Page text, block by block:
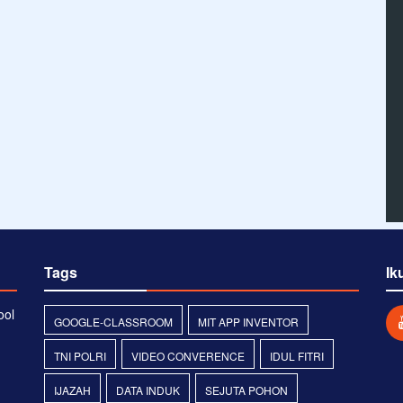
Tags
GOOGLE-CLASSROOM MIT APP INVENTOR
TNI POLRI VIDEO CONVERENCE IDUL FITRI
IJAZAH DATA INDUK SEJUTA POHON